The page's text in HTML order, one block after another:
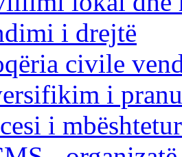
i drejtë
civile
i
i